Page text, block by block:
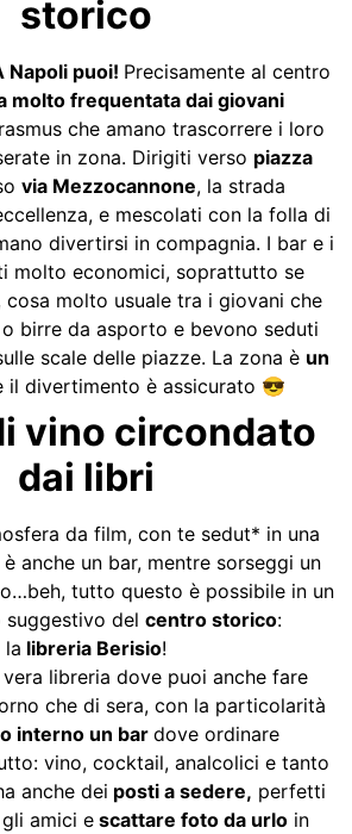
storico
Napoli puoi! Precisamente al centro
molto frequentata dai giovani
che amano trascorrere i loro
in zona. Dirigiti verso piazza
via Mezzocannone, la strada
e mescolati con la folla di
divertirsi in compagnia. I bar e i
molto economici, soprattutto se
cosa molto usuale tra i giovani che
birre da asporto e bevono seduti
scale delle piazze. La zona è un
il divertimento è assicurato 😎
vino circondato
dai libri
da film, con te sedut* in una
anche un bar, mentre sorseggi un
tutto questo è possibile in un
del centro storico:
la libreria Berisio!
libreria dove puoi anche fare
che di sera, con la particolarità
interno un bar dove ordinare
vino, cocktail, analcolici e tanto
anche dei posti a sedere, perfetti
amici escattare foto da urloin